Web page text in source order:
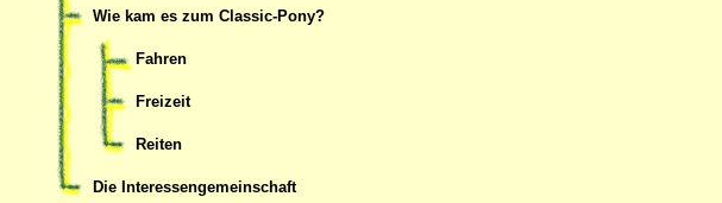
Wie kam es zum Classic-Pony?
Fahren
Freizeit
Reiten
Die Interessengemeinschaft